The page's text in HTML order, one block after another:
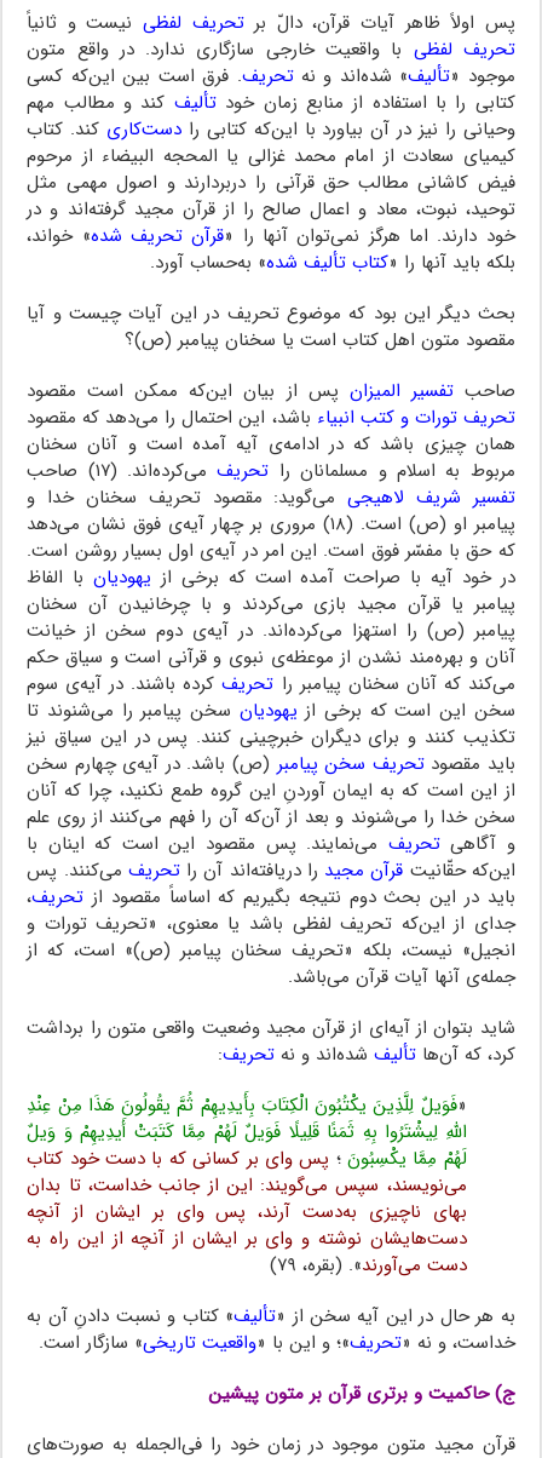
پس اولاً ظاهر آیات قرآن، دالّ برتحریف لفظینیست و ثانیاً
تحریف لفظی با واقعیت خارجی سازگاری ندارد. در واقع متون
موجود «تألیف» شده‌اند و نهتحریف. فرق است بین این‌که کسی
کتابی را با استفاده از منابع زمان خودتألیف کند و مطالب مهم
وحیانی را نیز در آن بیاورد با این‌که کتابی را دست‌کاری کند. کتاب
کیمیای سعادت از امام محمد غزالی یا المحجه البیضاء از مرحوم
فیض کاشانی مطالب حق قرآنی را دربردارند و اصول مهمی مثل
توحید، نبوت، معاد و اعمال صالح را از قرآن مجید گرفته‌اند و در
خود دارند. اما هرگز نمی‌توان آنها را «قرآن تحریف شده» خواند،
بلکه باید آنها را «کتاب تألیف شده» به‌حساب آورد.
بحث دیگر این بود که موضوع تحریف در این آیات چیست و آیا
مقصود متون اهل کتاب است یا سخنان پیامبر (ص)؟
صاحبتفسیر المیزان پس از بیان این‌که ممکن است مقصود
تحریف تورات و کتب انبیاء باشد، این احتمال را می‌دهد که مقصود
همان چیزی باشد که در ادامه‌ی آیه آمده است و آنان سخنان
مربوط به اسلام و مسلمانان را تحریفمی‌کرده‌اند. (۱۷) صاحب
تفسیر شریف لاهیجیمی‌گوید: مقصود تحریف سخنان خدا و
پیامبر او (ص) است. (۱۸) مروری بر چهار آیه‌ی فوق نشان می‌دهد
که حق با مفسّر فوق است. این امر در آیه‌ی اول بسیار روشن است.
در خود آیه با صراحت آمده است که برخی از یهودیانبا الفاظ
پیامبر یا قرآن مجید بازی می‌کردند و با چرخانیدن آن سخنان
پیامبر (ص) را استهزا می‌کرده‌اند. در آیه‌ی دوم سخن از خیانت
آنان و بهره‌مند نشدن از موعظه‌ی نبوی و قرآنی است و سیاق حکم
می‌کند که آنان سخنان پیامبر را تحریفکرده باشند. در آیه‌ی سوم
سخن این است که برخی از یهودیان سخن پیامبر را می‌شنوند تا
تکذیب کنند و برای دیگران خبرچینی کنند. پس در این سیاق نیز
باید مقصودتحریف سخن پیامبر (ص) باشد. در آیه‌ی چهارم سخن
از این است که به ایمان آوردنِ این گروه طمع نکنید، چرا که آنان
سخن خدا را می‌شنوند و بعد از آن‌که آن را فهم می‌کنند از روی علم
و آگاهیتحریف می‌نمایند. پس مقصود این است که اینان با
این‌که حقّانیت قرآن مجید را دریافته‌اند آن راتحریف می‌کنند. پس
باید در این بحث دوم نتیجه بگیریم که اساساً مقصود از تحریف،
جدای از این‌که تحریف لفظی باشد یا معنوی، «تحریف تورات و
انجیل» نیست، بلکه «تحریف سخنان پیامبر (ص)» است، که از
جمله‌ی آنها آیات قرآن می‌باشد.
شاید بتوان از آیه‌ای از قرآن مجید وضعیت واقعی متون را برداشت
کرد، که آن‌هاتألیف شده‌اند و نهتحریف:
«فَوَیلٌ لِلَّذِینَ یکْتُبُونَ الْکِتَابَ بِأَیدِیهِمْ ثُمَّ یقُولُونَ هَذَا مِنْ عِنْدِ
اللَّهِ لِیشْتَرُوا بِهِ ثَمَنًا قَلِیلًا فَوَیلٌ لَهُمْ مِمَّا کَتَبَتْ أَیدِیهِمْ وَ وَیلٌ
لَهُمْ مِمَّا یکْسِبُونَ؛ پس وای بر کسانی که با دست خود کتاب
می‌نویسند، سپس می‌گویند: این از جانب خداست، تا بدان
بهای ناچیزی به‌دست آرند، پس وای بر ایشان از آنچه
دست‌هایشان نوشته و وای بر ایشان از آنچه از این راه به
دست می‌آورند». (بقره، ۷۹)
به هر حال در این آیه سخن از «تألیف» کتاب و نسبت دادنِ آن به
خداست، و نه «تحریف»؛ و این با «واقعیت تاریخی» سازگار است.
ج) حاکمیت و برتری قرآن بر متون پیشین
قرآن مجید متون موجود در زمان خود را فی‌الجمله به صورت‌های